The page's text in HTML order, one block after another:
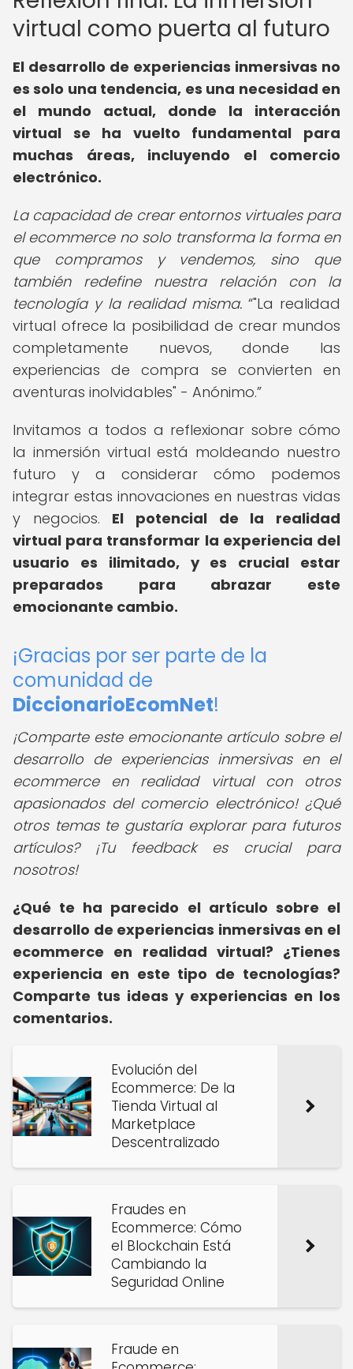
virtual como puerta al futuro
El desarrollo de experiencias inmersivas no
es solo una tendencia, es una necesidad en
el mundo actual, donde la interacción
virtual se ha vuelto fundamental para
muchas áreas, incluyendo el comercio
electrónico.
La capacidad de crear entornos virtuales para
el ecommerce no solo transforma la forma en
que compramos y vendemos, sino que
también redefine nuestra relación con la
tecnología y la realidad misma. "La realidad
virtual ofrece la posibilidad de crear mundos
completamente nuevos, donde las
experiencias de compra se convierten en
aventuras inolvidables" - Anónimo.
Invitamos a todos a reflexionar sobre cómo
la inmersión virtual está moldeando nuestro
futuro y a considerar cómo podemos
integrar estas innovaciones en nuestras vidas
y negocios. El potencial de la realidad
virtual para transformar la experiencia del
usuario es ilimitado, y es crucial estar
preparados para abrazar este
emocionante cambio.
¡Gracias por ser parte de la
comunidad de
DiccionarioEcomNet!
¡Comparte este emocionante artículo sobre el
desarrollo de experiencias inmersivas en el
ecommerce en realidad virtual con otros
apasionados del comercio electrónico! ¿Qué
otros temas te gustaría explorar para futuros
artículos? ¡Tu feedback es crucial para
nosotros!
¿Qué te ha parecido el artículo sobre el
desarrollo de experiencias inmersivas en el
ecommerce en realidad virtual? ¿Tienes
experiencia en este tipo de tecnologías?
Comparte tus ideas y experiencias en los
comentarios.
Evolución del
Ecommerce: De la
Tienda Virtual al
Marketplace
Descentralizado
Fraudes en
Ecommerce: Cómo
el Blockchain Está
Cambiando la
Seguridad Online
Fraude en